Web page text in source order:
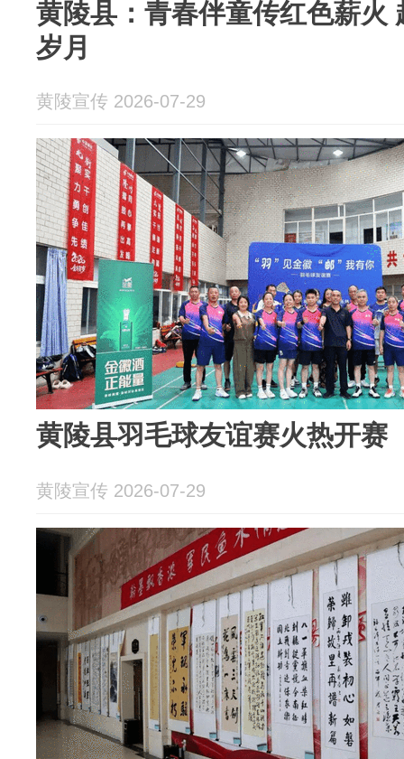
黄陵县：青春伴童传红色薪火
岁月
黄陵宣传 2026-07-29
黄陵县羽毛球友谊赛火热开赛
黄陵宣传 2026-07-29